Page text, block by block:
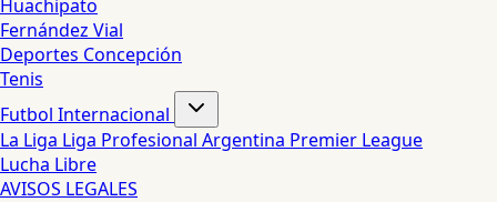
Huachipato
Fernández Vial
Deportes Concepción
Tenis
Futbol Internacional
La Liga Liga Profesional Argentina Premier League
Lucha Libre
AVISOS LEGALES